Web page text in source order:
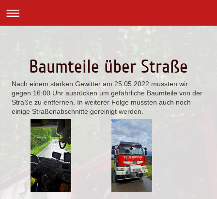
Baumteile über Straße
Nach einem starken Gewitter am 25.05.2022 mussten wir
gegen 16:00 Uhr ausrücken um gefährliche Baumteile von der
Straße zu entfernen. In weiterer Folge mussten auch noch
einige Straßenabschnitte gereinigt werden.